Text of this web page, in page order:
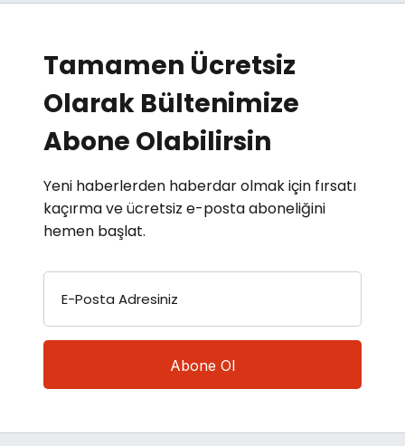
Tamamen Ücretsiz
Olarak Bültenimize
Abone Olabilirsin
Yeni haberlerden haberdar olmak için fırsatı
kaçırma ve ücretsiz e-posta aboneliğini
hemen başlat.
E-Posta Adresiniz